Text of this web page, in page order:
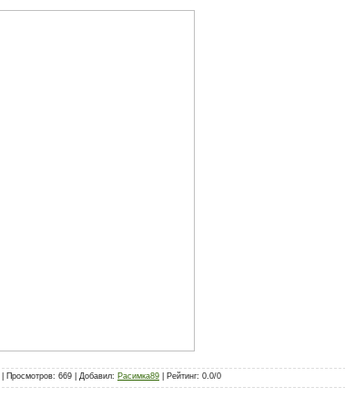
Просмотров: 669 Добавил: Расимка89 Рейтинг: 0.0/0